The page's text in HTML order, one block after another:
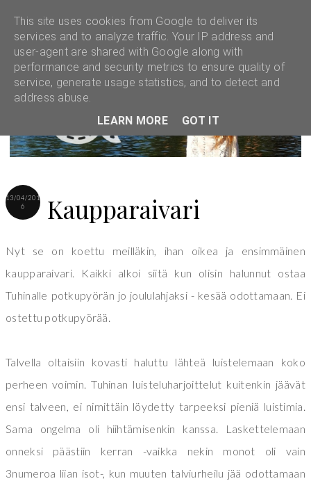
13/04/201
6
Kaupparaivari
Nyt se on koettu meilläkin, ihan oikea ja ensimmäinen
kaupparaivari. Kaikki alkoi siitä kun olisin halunnut ostaa
Tuhinalle potkupyörän jo joululahjaksi - kesää odottamaan. Ei
ostettu potkupyörää.
Talvella oltaisiin kovasti haluttu lähteä luistelemaan koko
perheen voimin. Tuhinan luisteluharjoittelut kuitenkin jäävät
ensi talveen, ei nimittäin löydetty tarpeeksi pieniä luistimia.
Sama ongelma oli hiihtämisenkin kanssa. Laskettelemaan
onneksi päästiin kerran -vaikka nekin monot oli vain
3numeroa liian isot-, kun muuten talviurheilu jää odottamaan
This site uses cookies from Google to deliver its
services and to analyze traffic. Your IP address and
user-agent are shared with Google along with
performance and security metrics to ensure quality of
service, generate usage statistics, and to detect and
address abuse.
LEARN MORE
GOT IT